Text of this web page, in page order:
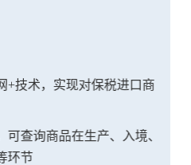
技术，实现对保税进口商
查询商品在生产、入境、
节